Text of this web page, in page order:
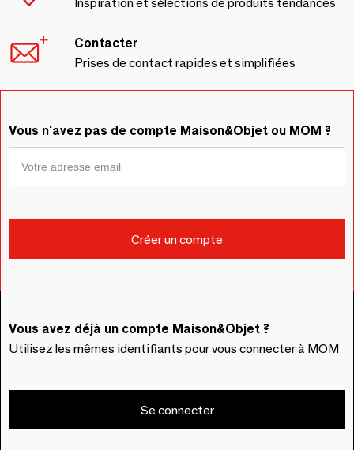
Contacter
Prises de contact rapides et simplifiées
Vous n'avez pas de compte Maison&Objet ou MOM ?
Vous avez déjà un compte Maison&Objet ?
Utilisez les mêmes identifiants pour vous connecter à MOM
Se connecter